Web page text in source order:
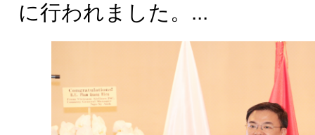
に行われました。...